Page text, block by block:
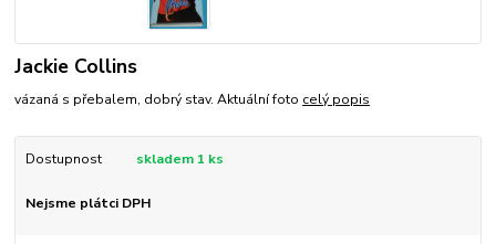
Jackie Collins
vázaná s přebalem, dobrý stav. Aktuální foto celý popis
Dostupnost skladem 1 ks
Nejsme plátci DPH